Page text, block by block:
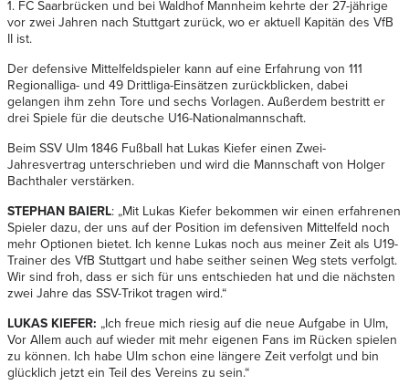
1. FC Saarbrücken und bei Waldhof Mannheim kehrte der 27-jährige
vor zwei Jahren nach Stuttgart zurück, wo er aktuell Kapitän des VfB
II ist.
Der defensive Mittelfeldspieler kann auf eine Erfahrung von 111
Regionalliga- und 49 Drittliga-Einsätzen zurückblicken, dabei
gelangen ihm zehn Tore und sechs Vorlagen. Außerdem bestritt er
drei Spiele für die deutsche U16-Nationalmannschaft.
Beim SSV Ulm 1846 Fußball hat Lukas Kiefer einen Zwei-
Jahresvertrag unterschrieben und wird die Mannschaft von Holger
Bachthaler verstärken.
STEPHAN BAIERL: „Mit Lukas Kiefer bekommen wir einen erfahrenen
Spieler dazu, der uns auf der Position im defensiven Mittelfeld noch
mehr Optionen bietet. Ich kenne Lukas noch aus meiner Zeit als U19-
Trainer des VfB Stuttgart und habe seither seinen Weg stets verfolgt.
Wir sind froh, dass er sich für uns entschieden hat und die nächsten
zwei Jahre das SSV-Trikot tragen wird.“
LUKAS KIEFER: „Ich freue mich riesig auf die neue Aufgabe in Ulm,
Vor Allem auch auf wieder mit mehr eigenen Fans im Rücken spielen
zu können. Ich habe Ulm schon eine längere Zeit verfolgt und bin
glücklich jetzt ein Teil des Vereins zu sein.“